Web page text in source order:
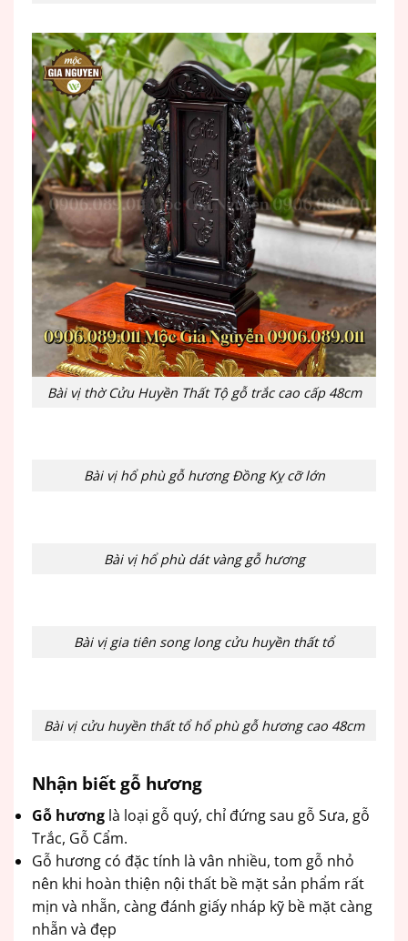
Bài vị thờ Cửu Huyền Thất Tộ gỗ trắc cao cấp 48cm
Bài vị hổ phù gỗ hương Đồng Kỵ cỡ lớn
Bài vị hổ phù dát vàng gỗ hương
Bài vị gia tiên song long cửu huyền thất tổ
Bài vị cửu huyền thất tổ hổ phù gỗ hương cao 48cm
Nhận biết gỗ hương
Gỗ hương là loại gỗ quý, chỉ đứng sau gỗ Sưa, gỗ
Trắc, Gỗ Cẩm.
Gỗ hương có đặc tính là vân nhiều, tom gỗ nhỏ
nên khi hoàn thiện nội thất bề mặt sản phẩm rất
mịn và nhẵn, càng đánh giấy nháp kỹ bề mặt càng
nhẵn và đẹp